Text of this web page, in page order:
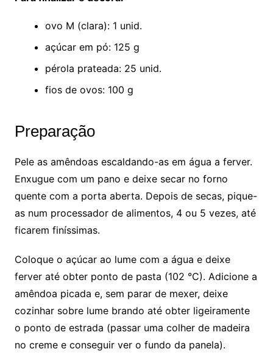
ovo M (clara): 1 unid.
açúcar em pó: 125 g
pérola prateada: 25 unid.
fios de ovos: 100 g
Preparação
Pele as amêndoas escaldando-as em água a ferver.
Enxugue com um pano e deixe secar no forno
quente com a porta aberta. Depois de secas, pique-
as num processador de alimentos, 4 ou 5 vezes, até
ficarem finíssimas.
Coloque o açúcar ao lume com a água e deixe
ferver até obter ponto de pasta (102 °C). Adicione a
amêndoa picada e, sem parar de mexer, deixe
cozinhar sobre lume brando até obter ligeiramente
o ponto de estrada (passar uma colher de madeira
no creme e conseguir ver o fundo da panela).